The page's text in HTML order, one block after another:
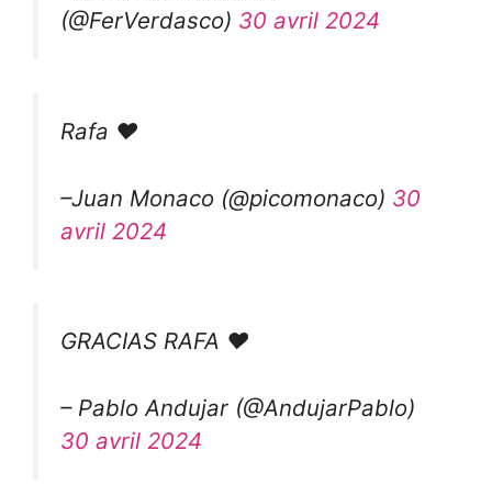
(@FerVerdasco) 30 avril 2024
Rafa ❤️
–Juan Monaco (@picomonaco) 30
avril 2024
GRACIAS RAFA ❤️
– Pablo Andujar (@AndujarPablo)
30 avril 2024